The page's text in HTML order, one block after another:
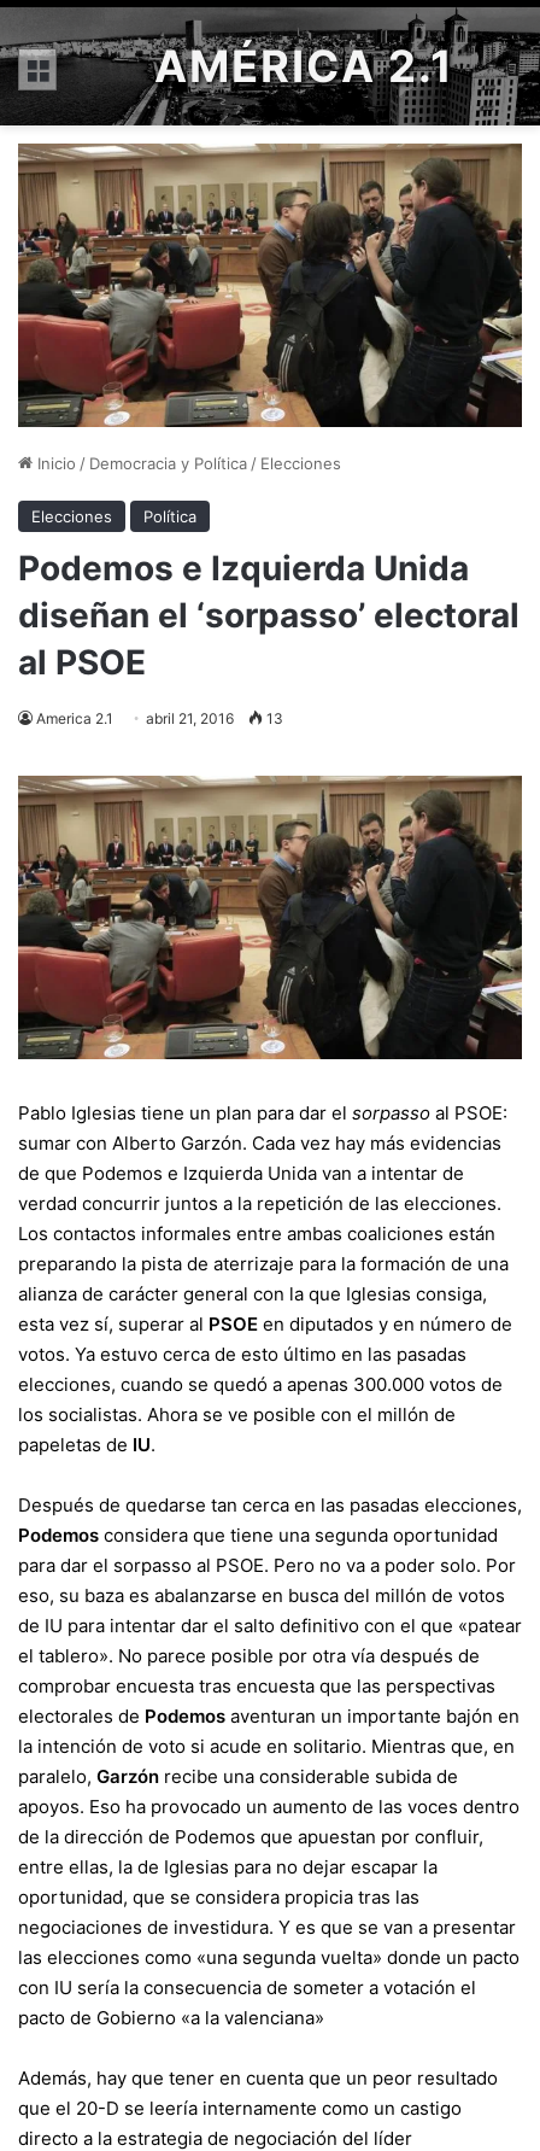
Menú AMÉRICA 2.1
Inicio / Democracia y Política / Elecciones
Elecciones Política
Podemos e Izquierda Unida
diseñan el ‘sorpasso’ electoral
al PSOE
America 2.1 abril 21, 2016 13
Pablo Iglesias tiene un plan para dar el sorpasso al PSOE:
sumar con Alberto Garzón. Cada vez hay más evidencias
de que Podemos e Izquierda Unida van a intentar de
verdad concurrir juntos a la repetición de las elecciones.
Los contactos informales entre ambas coaliciones están
preparando la pista de aterrizaje para la formación de una
alianza de carácter general con la que Iglesias consiga,
esta vez sí, superar al PSOE en diputados y en número de
votos. Ya estuvo cerca de esto último en las pasadas
elecciones, cuando se quedó a apenas 300.000 votos de
los socialistas. Ahora se ve posible con el millón de
papeletas de IU.
Después de quedarse tan cerca en las pasadas elecciones,
Podemos considera que tiene una segunda oportunidad
para dar el sorpasso al PSOE. Pero no va a poder solo. Por
eso, su baza es abalanzarse en busca del millón de votos
de IU para intentar dar el salto definitivo con el que «patear
el tablero». No parece posible por otra vía después de
comprobar encuesta tras encuesta que las perspectivas
electorales de Podemos aventuran un importante bajón en
la intención de voto si acude en solitario. Mientras que, en
paralelo, Garzón recibe una considerable subida de
apoyos. Eso ha provocado un aumento de las voces dentro
de la dirección de Podemos que apuestan por confluir,
entre ellas, la de Iglesias para no dejar escapar la
oportunidad, que se considera propicia tras las
negociaciones de investidura. Y es que se van a presentar
las elecciones como «una segunda vuelta» donde un pacto
con IU sería la consecuencia de someter a votación el
pacto de Gobierno «a la valenciana»
Además, hay que tener en cuenta que un peor resultado
que el 20-D se leería internamente como un castigo
directo a la estrategia de negociación del líder